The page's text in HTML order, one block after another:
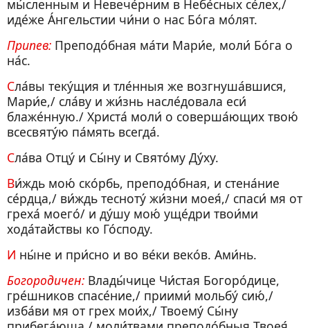
мы́сленным и Невече́рним в Небе́сных се́лех,/
иде́же А́нгельстии чи́ни о нас Бо́га мо́лят.
Припев: Преподо́бная ма́ти Мари́е, моли́ Бо́га о
на́с.
Сла́вы теку́щия и тле́нныя же возгнуша́вшися,
Мари́е,/ сла́ву и жи́знь насле́довала еси́
блаже́нную./ Христа́ моли́ о соверша́ющих твою́
всесвяту́ю па́мять всегда́.
Сла́ва Отцу́ и Сы́ну и Свято́му Ду́ху.
Ви́ждь мою́ ско́рбь, преподо́бная, и стена́ние
се́рдца,/ ви́ждь тесноту́ жи́зни моея́,/ спаси́ мя от
греха́ моего́/ и ду́шу мою́ уще́дри твои́ми
хода́тайствы ко Го́споду.
И ны́не и при́сно и во ве́ки веко́в. Ами́нь.
Богородичен: Влады́чице Чи́стая Богоро́дице,
гре́шников спасе́ние,/ приими́ мольбу́ сию́,/
изба́ви мя от грех мои́х,/ Твоему́ Сы́ну